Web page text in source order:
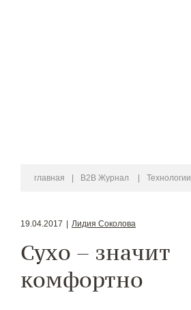
главная B2B Журнал Технологии
19.04.2017 Лидия Соколова
Сухо – значит
комфортно